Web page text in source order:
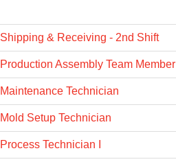
Shipping & Receiving - 2nd Shift
Production Assembly Team Member
Maintenance Technician
Mold Setup Technician
Process Technician I